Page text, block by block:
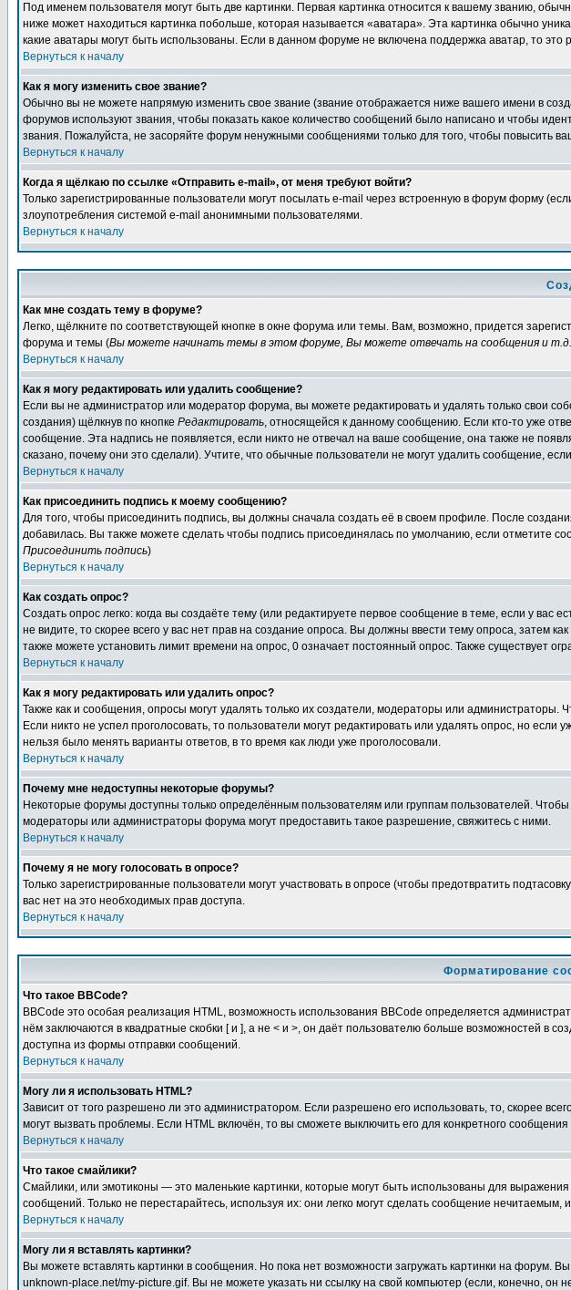
Под именем пользователя могут быть две картинки. Первая картинка относится к вашему званию,
ниже может находиться картинка побольше, которая называется «аватара». Эта картинка обычно
какие аватары могут быть использованы. Если в данном форуме не включена поддержка аватар, то
Вернуться к началу
Как я могу изменить свое звание?
Обычно вы не можете напрямую изменить свое звание (звание отображается ниже вашего имени в
форумов используют звания, чтобы показать какое количество сообщений было написано и чтобы
звания. Пожалуйста, не засоряйте форум ненужными сообщениями только для того, чтобы повысить
Вернуться к началу
Когда я щёлкаю по ссылке «Отправить e-mail», от меня требуют войти?
Только зарегистрированные пользователи могут посылать e-mail через встроенную в форум форму
злоупотребления системой e-mail анонимными пользователями.
Вернуться к началу
Как мне создать тему в форуме?
Легко, щёлкните по соответствующей кнопке в окне форума или темы. Вам, возможно, придется
форума и темы (Вы можете начинать темы в этом форуме, Вы можете отвечать на сообщения и т.д.
Вернуться к началу
Как я могу редактировать или удалить сообщение?
Если вы не администратор или модератор форума, вы можете редактировать и удалять только свои
создания) щёлкнув по кнопке Редактировать, относящейся к данному сообщению. Если кто-то уже
сообщение. Эта надпись не появляется, если никто не отвечал на ваше сообщение, она также не
сказано, почему они это сделали). Учтите, что обычные пользователи не могут удалить сообщение,
Вернуться к началу
Как присоединить подпись к моему сообщению?
Для того, чтобы присоединить подпись, вы должны сначала создать её в своем профиле. После
добавилась. Вы также можете сделать чтобы подпись присоединялась по умолчанию, если отметите
Присоединить подпись)
Вернуться к началу
Как создать опрос?
Создать опрос легко: когда вы создаёте тему (или редактируете первое сообщение в теме, если у
не видите, то скорее всего у вас нет прав на создание опроса. Вы должны ввести тему опроса, затем
также можете установить лимит времени на опрос, 0 означает постоянный опрос. Также существует
Вернуться к началу
Как я могу редактировать или удалить опрос?
Также как и сообщения, опросы могут удалять только их создатели, модераторы или администраторы.
Если никто не успел проголосовать, то пользователи могут редактировать или удалять опрос, но
нельзя было менять варианты ответов, в то время как люди уже проголосовали.
Вернуться к началу
Почему мне недоступны некоторые форумы?
Некоторые форумы доступны только определённым пользователям или группам пользователей.
модераторы или администраторы форума могут предоставить такое разрешение, свяжитесь с ними.
Вернуться к началу
Почему я не могу голосовать в опросе?
Только зарегистрированные пользователи могут участвовать в опросе (чтобы предотвратить
вас нет на это необходимых прав доступа.
Вернуться к началу
Форматирование
Что такое BBCode?
BBCode это особая реализация HTML, возможность использования BBCode определяется
нём заключаются в квадратные скобки [ и ], а не < и >, он даёт пользователю больше возможностей в
доступна из формы отправки сообщений.
Вернуться к началу
Могу ли я использовать HTML?
Зависит от того разрешено ли это администратором. Если разрешено его использовать, то, скорее
могут вызвать проблемы. Если HTML включён, то вы сможете выключить его для конкретного
Вернуться к началу
Что такое смайлики?
Смайлики, или эмотиконы — это маленькие картинки, которые могут быть использованы для
сообщений. Только не перестарайтесь, используя их: они легко могут сделать сообщение
Вернуться к началу
Могу ли я вставлять картинки?
Вы можете вставлять картинки в сообщения. Но пока нет возможности загружать картинки на форум.
unknown-place.net/my-picture.gif. Вы не можете указать ни ссылку на свой компьютер (если, конечно,